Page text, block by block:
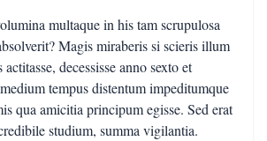
multaque in his tam scrupulosa
Magis miraberis si scieris illum
decessisse anno sexto et
tempus distentum impeditumque
qua amicitia principum egisse. Sed erat
studium, summa vigilantia.